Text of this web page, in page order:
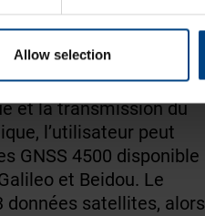
Allow selection
tout-en-un, c’est-à-dire
un seul et même
extérieure avec
câble à 4 fils protégé
et la transmission du
l’utilisateur peut
GNSS 4500 disponible
et Beidou. Le
satellites, alors